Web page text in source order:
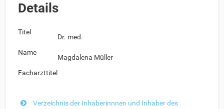
Details
Titel
Dr. med.
Name
Magdalena Müller
Facharzttitel
Verzeichnis der Inhaberinnnen und Inhaber des